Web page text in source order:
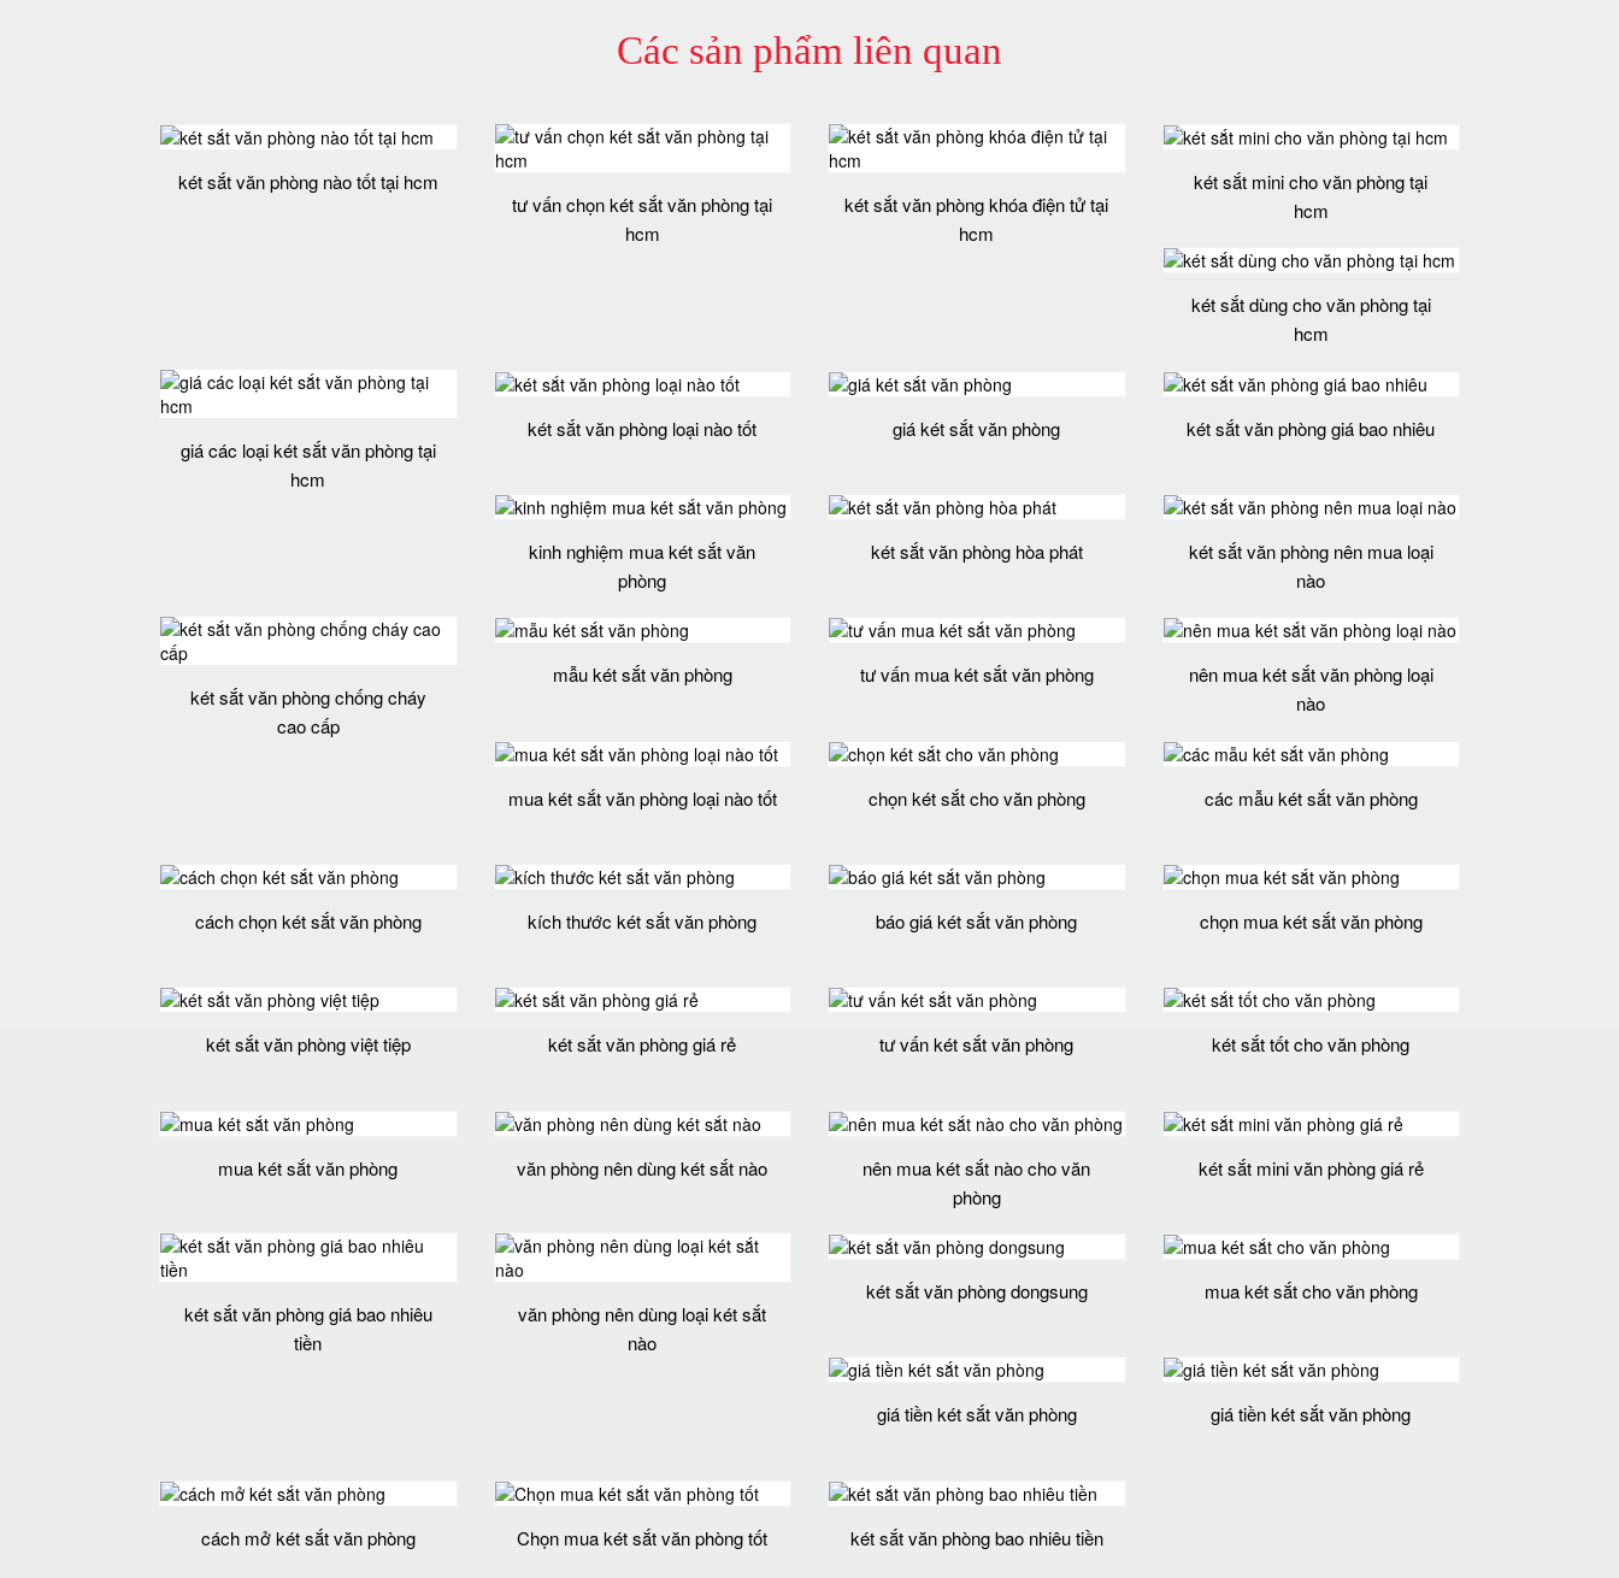
Các sản phẩm liên quan
két sắt văn phòng nào tốt tại hcm
tư vấn chọn két sắt văn phòng tại
hcm
két sắt văn phòng khóa điện tử tại
hcm
két sắt mini cho văn phòng tại
hcm
két sắt dùng cho văn phòng tại
hcm
giá các loại két sắt văn phòng tại
hcm
két sắt văn phòng loại nào tốt giá két sắt văn phòng két sắt văn phòng giá bao nhiêu
kinh nghiệm mua két sắt văn
phòng
két sắt văn phòng hòa phát
két sắt văn phòng nên mua loại
nào
két sắt văn phòng chống cháy
cao cấp
mẫu két sắt văn phòng tư vấn mua két sắt văn phòng
nên mua két sắt văn phòng loại
nào
mua két sắt văn phòng loại nào tốt chọn két sắt cho văn phòng các mẫu két sắt văn phòng
cách chọn két sắt văn phòng kích thước két sắt văn phòng báo giá két sắt văn phòng chọn mua két sắt văn phòng
két sắt văn phòng việt tiệp két sắt văn phòng giá rẻ tư vấn két sắt văn phòng két sắt tốt cho văn phòng
mua két sắt văn phòng văn phòng nên dùng két sắt nào
nên mua két sắt nào cho văn
phòng
két sắt mini văn phòng giá rẻ
két sắt văn phòng giá bao nhiêu
tiền
văn phòng nên dùng loại két sắt
nào
két sắt văn phòng dongsung mua két sắt cho văn phòng
giá tiền két sắt văn phòng giá tiền két sắt văn phòng
cách mở két sắt văn phòng Chọn mua két sắt văn phòng tốt két sắt văn phòng bao nhiêu tiền